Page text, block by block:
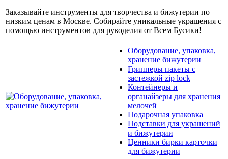
Заказывайте инструменты для творчества и бижутерии по
низким ценам в Москве. Собирайте уникальные украшения с
помощью инструментов для рукоделия от Всем Бусики!
Оборудование, упаковка,
хранение бижутерии
Грипперы пакеты с
застежкой zip lock
Контейнеры и
органайзеры для хранения
мелочей
Подарочная упаковка
Подставки для украшений
и бижутерии
Ценники бирки карточки
для бижутерии